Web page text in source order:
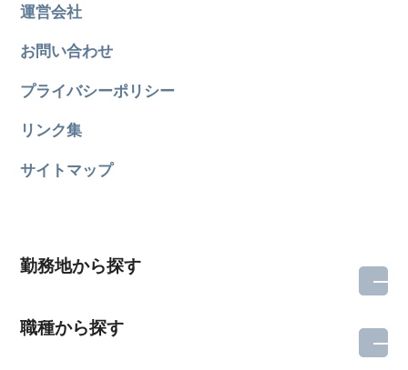
運営会社
お問い合わせ
プライバシーポリシー
リンク集
サイトマップ
勤務地から探す
職種から探す